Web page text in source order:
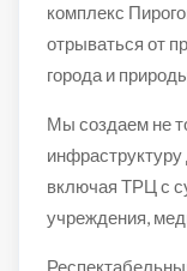
комплекс
отрываться от
города и
Мы создаем не
включая ТРЦ с
учреждения,